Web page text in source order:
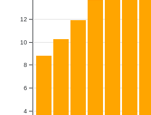
4
6
8
10
12